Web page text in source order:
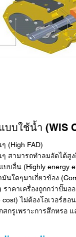
บใช้น้ำ (WIS
(High FAD)
สามารถทำลมอัดได้สูง
บอื่น (Highly energy
ใดๆมาเกี่ยวข้อง
ราคาเครื่องถูกกว่าปั๊ม
cost) ไม่ต้องโอเวอร์
กรูเพราะการสึกหรอ